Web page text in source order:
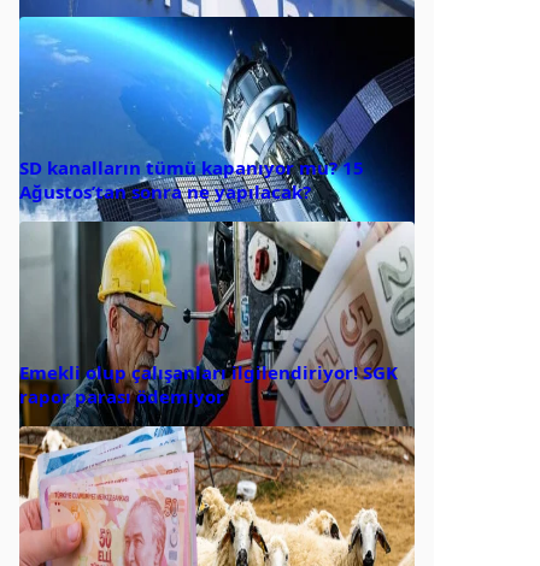
SD kanalların tümü kapanıyor mu? 15
Ağustos’tan sonra ne yapılacak?
Emekli olup çalışanları ilgilendiriyor! SGK
rapor parası ödemiyor